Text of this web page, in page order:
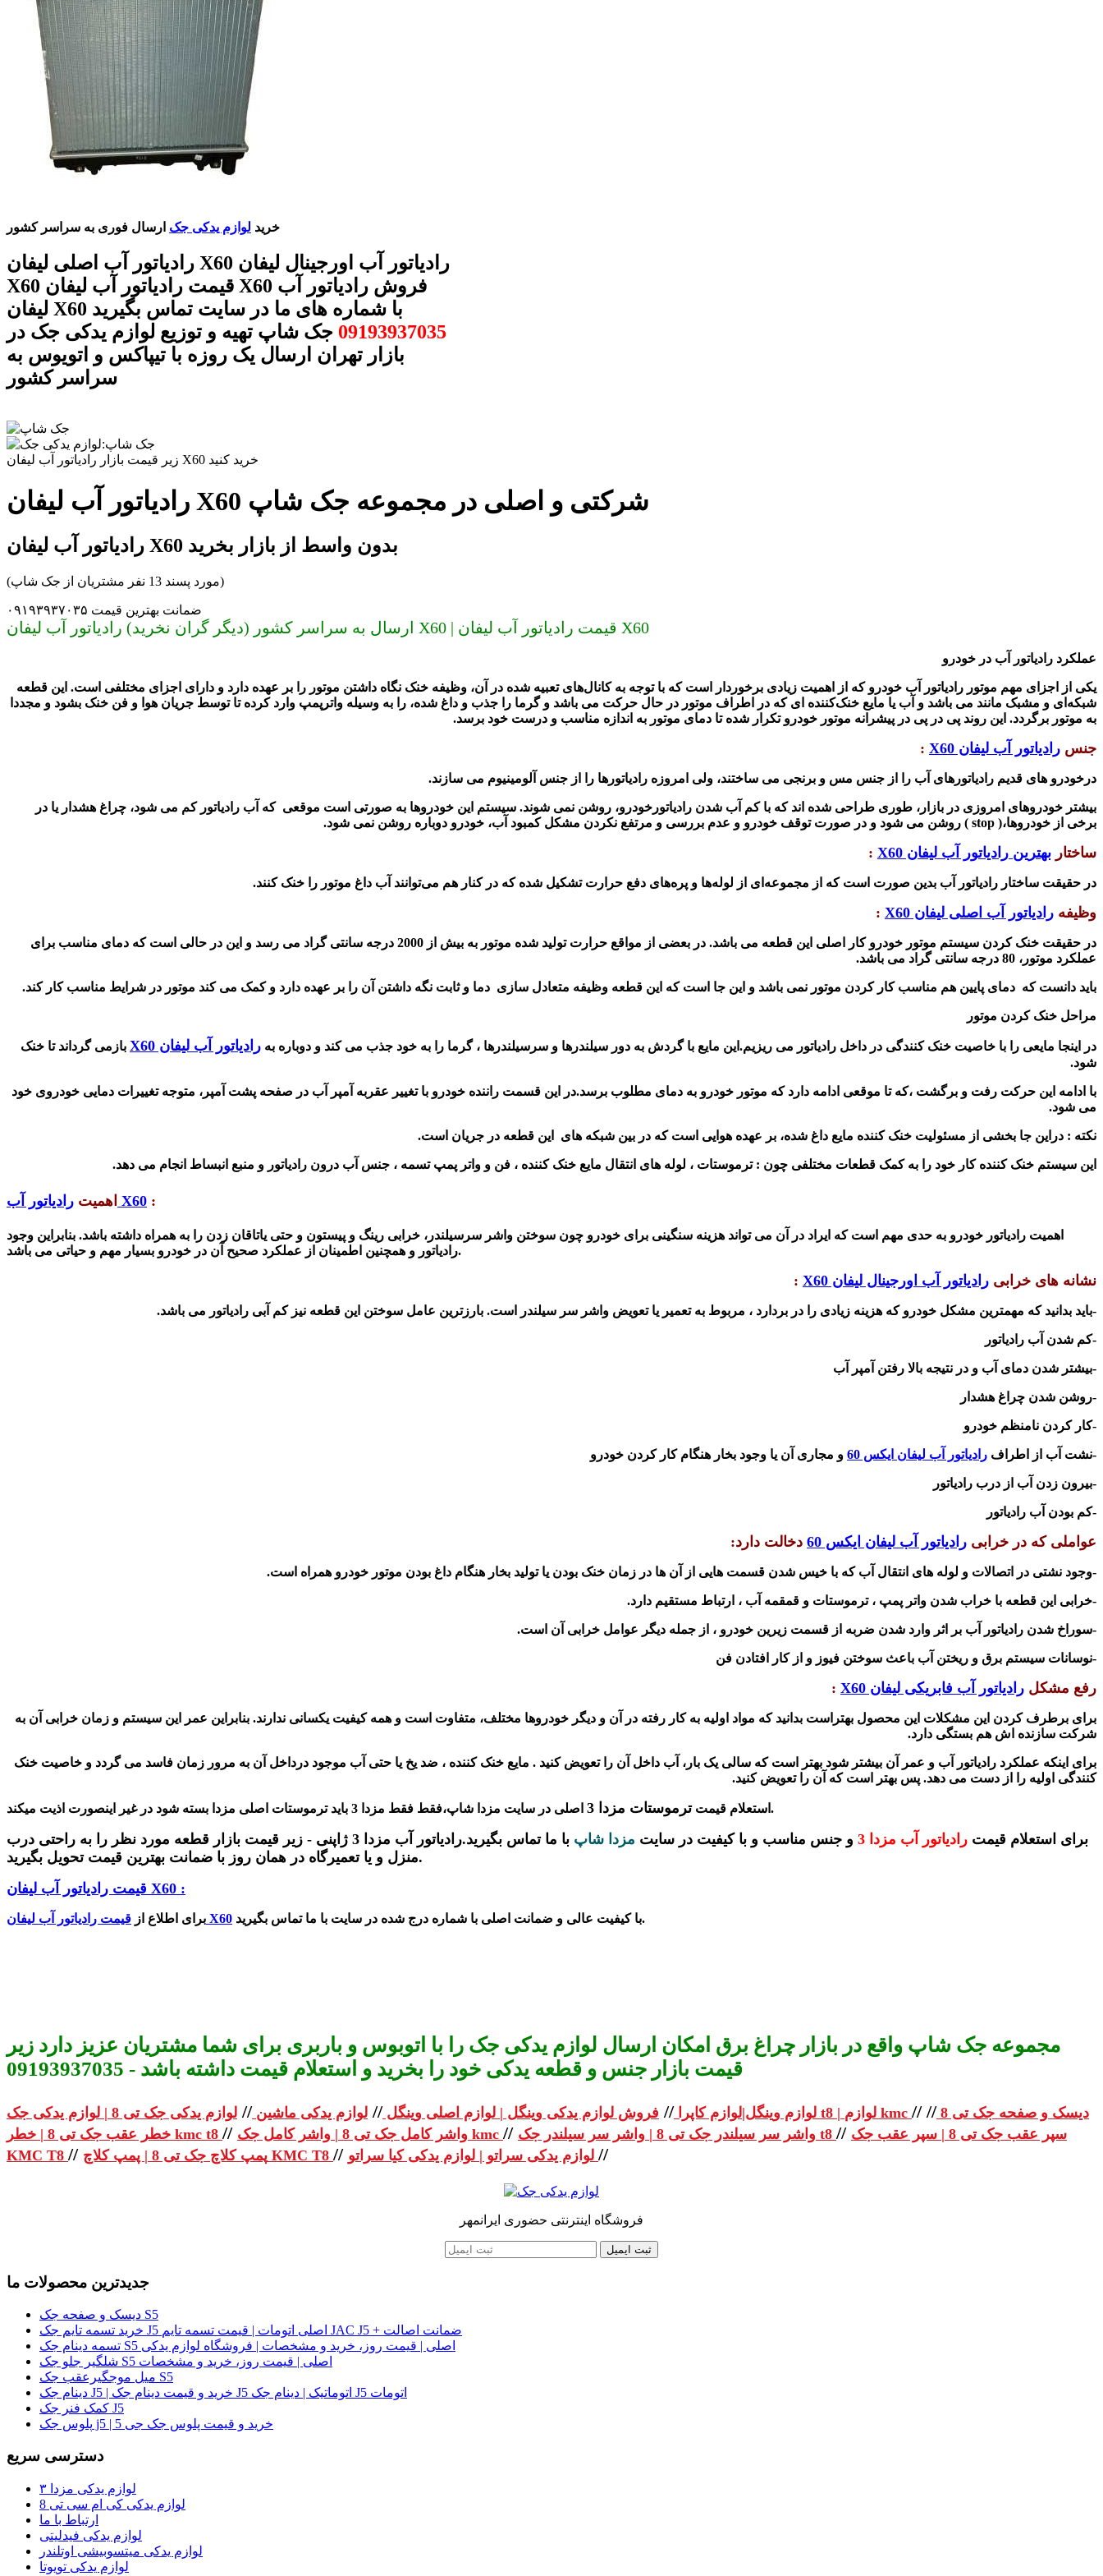
خرید لوازم یدکی جک ارسال فوری به سراسر کشور
رادیاتور آب اصلی لیفان X60 رادیاتور آب اورجینال لیفان
X60 قیمت رادیاتور آب لیفان X60 فروش رادیاتور آب
لیفان X60 با شماره های ما در سایت تماس بگیرید
09193937035 جک شاپ تهیه و توزیع لوازم یدکی جک در
بازار تهران ارسال یک روزه با تیپاکس و اتویوس به
سراسر کشور
زیر قیمت بازار رادیاتور آب لیفان X60 خرید کنید
رادیاتور آب لیفان X60 شرکتی و اصلی در مجموعه جک شاپ
رادیاتور آب لیفان X60 بدون واسط از بازار بخرید
(مورد پسند 13 نفر مشتریان از جک شاپ)
ضمانت بهترین قیمت ۰۹۱۹۳۹۳۷۰۳۵
ارسال به سراسر کشور (دیگر گران نخرید) رادیاتور آب لیفان X60 | قیمت رادیاتور آب لیفان X60
عملکرد رادیاتور آب در خودرو
یکی از اجزای مهم موتور رادیاتور آب خودرو که از اهمیت زیادی برخوردار است که با توجه به کانال‌های تعبیه شده در آن، وظیفه خنک نگاه داشتن موتور را بر عهده دارد و دارای اجزای مختلفی است. این قطعه
شبکه‌ای و مشبک مانند می باشد و آب یا مایع خنک‌کننده‌ ای که در اطراف موتور در حال حرکت می باشد و گرما را جذب و داغ شده، را به وسیله واترپمپ وارد کرده تا توسط جریان هوا و فن خنک بشود و مجددا
به موتور برگردد. این روند پی در پی در پیشرانه موتور خودرو تکرار شده تا دمای موتور به اندازه مناسب و درست خود برسد.
جنس رادیاتور آب لیفان X60 :
درخودرو های قدیم رادیاتورهای آب را از جنس مس و برنجی می ساختند، ولی امروزه رادیاتورها را از جنس آلومینیوم می سازند.
بیشتر خودروهای امروزی در بازار، طوری طراحی شده اند که با کم آب شدن رادیاتورخودرو، روشن نمی شوند. سیستم این خودروها به صورتی است موقعی که آب رادیاتور کم می شود، چراغ هشدار یا در
برخی از خودروها،( stop ) روشن می شود و در صورت توقف خودرو و عدم بررسی و مرتفع نکردن مشکل کمبود آب، خودرو دوباره روشن نمی شود.
ساختار بهترین رادیاتور آب لیفان X60 :
در حقیقت ساختار رادیاتور آب بدین صورت است که از مجموعه‌ای از لوله‌ها و پره‌های دفع حرارت تشکیل شده که در کنار هم می‌توانند آب داغ موتور را خنک کنند.
وظیفه رادیاتور آب اصلی لیفان X60 :
در حقیقت خنک کردن سیستم موتور خودرو کار اصلی این قطعه می باشد. در بعضی از مواقع حرارت تولید شده موتور به بیش از 2000 درجه سانتی گراد می رسد و این در حالی است که دمای مناسب برای
عملکرد موتور، 80 درجه سانتی گراد می باشد.
باید دانست که دمای پایین هم مناسب کار کردن موتور نمی باشد و این جا است که این قطعه وظیفه متعادل سازی دما و ثابت نگه داشتن آن را بر عهده دارد و کمک می کند موتور در شرایط مناسب کار کند.
مراحل خنک کردن موتور
در اینجا مایعی را با خاصیت خنک کنندگی در داخل رادیاتور می ریزیم.این مایع با گردش به دور سیلندرها و سرسیلندرها ، گرما را به خود جذب می کند و دوباره به رادیاتور آب لیفان X60
بازمی گرداند تا خنک
شود.
با ادامه این حرکت رفت و برگشت ،که تا موقعی ادامه دارد که موتور خودرو به دمای مطلوب برسد.در این قسمت راننده خودرو با تغییر عقربه آمپر آب در صفحه پشت آمپر، متوجه تغییرات دمایی خودروی خود
می شود.
نکته : دراین جا بخشی از مسئولیت خنک کننده مایع داغ شده، بر عهده هوایی است که در بین شبکه های این قطعه در جریان است.
این سیستم خنک کننده کار خود را به کمک قطعات مختلفی چون : ترموستات ، لوله های انتقال مایع خنک کننده ، فن و واتر پمپ تسمه ، جنس آب درون رادیاتور و منبع انبساط انجام می دهد.
اهمیت رادیاتور آب X60 :
اهمیت رادیاتور خودرو به حدی مهم است که ایراد در آن می تواند هزینه سنگینی برای خودرو چون سوختن واشر سرسیلندر، خرابی رینگ و پیستون و حتی یاتاقان زدن را به همراه داشته باشد. بنابراین وجود
رادیاتور و همچنین اطمینان از عملکرد صحیح آن در خودرو بسیار مهم و حیاتی می باشد.
نشانه های خرابی رادیاتور آب اورجینال لیفان X60 :
-باید بدانید که مهمترین مشکل خودرو که هزینه زیادی را در بردارد ، مربوط به تعمیر یا تعویض واشر سر سیلندر است. بارزترین عامل سوختن این قطعه نیز کم آبی رادیاتور می باشد.
-کم شدن آب رادیاتور
-بیشتر شدن دمای آب و در نتیجه بالا رفتن آمپر آب
-روشن شدن چراغ هشدار
-کار کردن نامنظم خودرو
-نشت آب از اطراف رادیاتور آب لیفان ایکس 60 و مجاری آن یا وجود بخار هنگام کار کردن خودرو
-بیرون زدن آب از درب رادیاتور
-کم بودن آب رادیاتور
عواملی که در خرابی رادیاتور آب لیفان ایکس 60 دخالت دارد:
-وجود نشتی در اتصالات و لوله های انتقال آب که با خیس شدن قسمت هایی از آن ها در زمان خنک بودن یا تولید بخار هنگام داغ بودن موتور خودرو همراه است.
-خرابی این قطعه با خراب شدن واتر پمپ ، ترموستات و قمقمه آب ، ارتباط مستقیم دارد.
-سوراخ شدن رادیاتور آب بر اثر وارد شدن ضربه از قسمت زیرین خودرو ، از جمله دیگر عوامل خرابی آن است.
-نوسانات سیستم برق و ریختن آب باعث سوختن فیوز و از کار افتادن فن
رفع مشکل رادیاتور آب فابریکی لیفان X60 :
برای برطرف کردن این مشکلات این محصول بهتراست بدانید که مواد اولیه به کار رفته در آن و دیگر خودروها مختلف، متفاوت است و همه کیفیت یکسانی ندارند. بنابراین عمر این سیستم و زمان خرابی آن به
شرکت سازنده اش هم بستگی دارد.
برای اینکه عملکرد رادیاتور آب و عمر آن بیشتر شود بهتر است که سالی یک بار، آب داخل آن را تعویض کنید . مایع خنک کننده ، ضد یخ یا حتی آب موجود درداخل آن به مرور زمان فاسد می گردد و خاصیت خنک
کنندگی اولیه را از دست می دهد. پس بهتر است که آن را تعویض کنید.
استعلام قیمتترموستات مزدا 3 اصلی در سایت مزدا شاپ،فقط فقط مزدا 3 باید ترموستات اصلی مزدا بسته شود در غیر اینصورت اذیت میکند.
برای استعلام قیمت رادیاتور آب مزدا 3 و جنس مناسب و با کیفیت در سایت مزدا شاپ
با ما تماس بگیرید.رادیاتور آب مزدا 3 ژاپنی - زیر قیمت بازار قطعه مورد نظر را به راحتی درب
منزل و یا تعمیرگاه در همان روز با ضمانت بهترین قیمت تحویل بگیرید.
قیمت رادیاتور آب لیفان X60 :
برای اطلاع از قیمت رادیاتور آب لیفان X60 با کیفیت عالی و ضمانت اصلی با شماره درج شده در سایت با ما تماس بگیرید.
مجموعه جک شاپ واقع در بازار چراغ برق امکان ارسال لوازم یدکی جک را با اتوبوس و باربری برای شما مشتریان عزیز دارد زیر
قیمت بازار جنس و قطعه یدکی خود را بخرید و استعلام قیمت داشته باشد - 09193937035
لوازم وینگل|لوازم کاپرا// فروش لوازم یدکی وینگل | لوازم اصلی وینگل// لوازم یدکی ماشین// لوازم یدکی جک تی 8 | لوازم یدکی جک t8 | لوازم kmc // دیسک و صفحه جک تی 8 //
خطر عقب جک تی 8 | خطر kmc t8 // واشر کامل جک تی 8 | واشر کامل جک kmc // واشر سر سیلندر جک تی 8 | واشر سر سیلندر جک t8 // سپر عقب جک تی 8 | سپر عقب جک
KMC T8 // پمپ کلاچ جک تی 8 | پمپ کلاچ KMC T8 // //
فروشگاه اینترنتی حضوری ایرانمهر
ثبت ایمیل
جدیدترین محصولات ما
دیسک و صفحه جک S5
خرید تسمه تایم جک J5 اصلی اتومات | قیمت تسمه تایم JAC J5 + ضمانت اصالت
تسمه دینام جک S5 اصلی | قیمت روز، خرید و مشخصات | فروشگاه لوازم یدکی
شلگیر جلو جک S5 اصلی | قیمت روز، خرید و مشخصات
میل موجگیرعقب جک S5
دینام جک J5 | خرید و قیمت دینام جک J5 اتوماتیک | دینام جک J5 اتومات
کمک فنر جک J5
پلوس جک j5 | خرید و قیمت پلوس جک جی 5
دسترسی سریع
لوازم یدکی مزدا ۳
لوازم یدکی کی ام سی تی 8
ارتباط با ما
لوازم یدکی فیدلیتی
لوازم یدکی میتسوبیشی اوتلندر
لوازم یدکی تویوتا